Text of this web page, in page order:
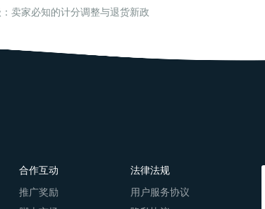
卖家必知的计分调整与退货新政
合作互动
推广奖励
法律法规
用户服务协议